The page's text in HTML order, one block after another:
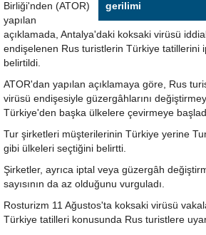
gerilimi
Birliği'nden (ATOR)
yapılan
açıklamada, Antalya'daki koksaki virüsü
endişelenen Rus turistlerin Türkiye tatillerini
belirtildi.
ATOR'dan yapılan açıklamaya göre, Rus
virüsü endişesiyle güzergâhlarını
Türkiye'den başka ülkelere çevirmeye
Tur şirketleri müşterilerinin Türkiye yerine
gibi ülkeleri seçtiğini belirtti.
Şirketler, ayrıca iptal veya güzergâh
sayısının da az olduğunu vurguladı.
Rosturizm 11 Ağustos'ta koksaki virüsü
Türkiye tatilleri konusunda Rus turistlere